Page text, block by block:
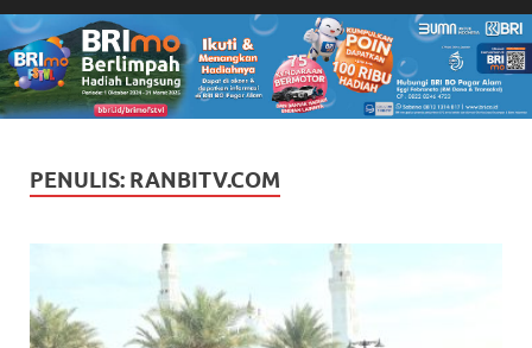
PENULIS: RANBITV.COM